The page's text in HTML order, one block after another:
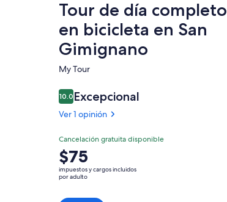
Tour de día completo
en bicicleta en San
Gimignano
My Tour​
10.010.0 de 10
Excepcional
Ver 1 opinión
Cancelación gratuita disponible
El
precio
es
$75
impuestos y cargos incluidos
por adulto